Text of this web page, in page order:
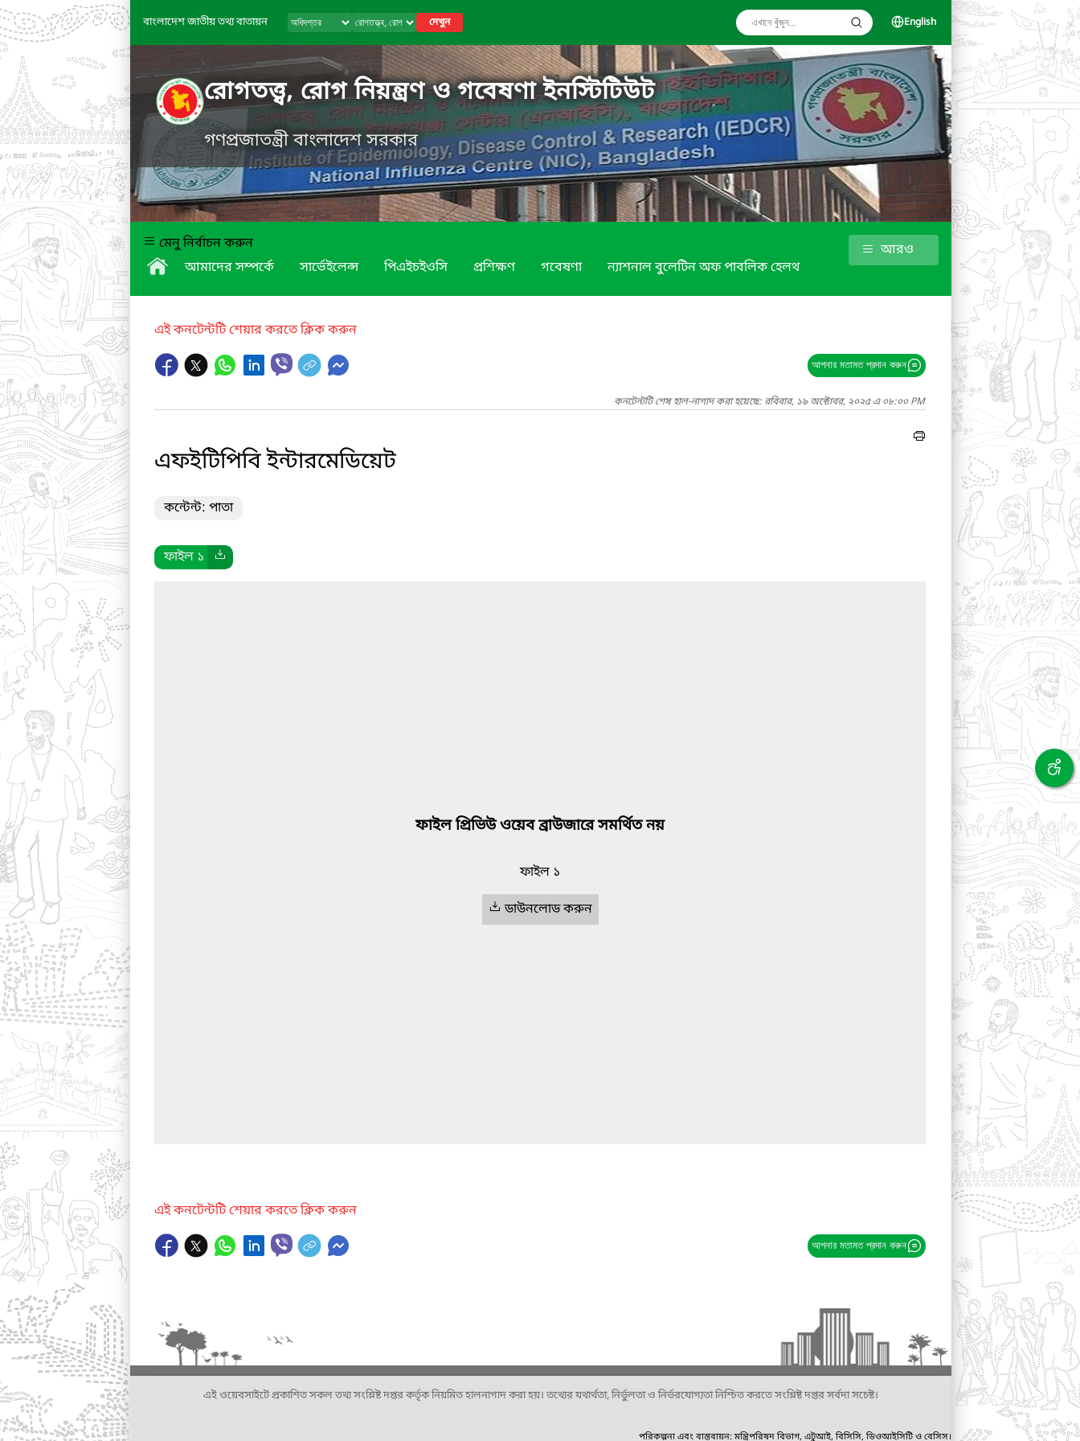
বাংলাদেশ জাতীয় তথ্য বাতায়ন দেখুন English
রোগতত্ত্ব, রোগ নিয়ন্ত্রণ ও গবেষণা ইনস্টিটিউট
গণপ্রজাতন্ত্রী বাংলাদেশ সরকার
মেনু নির্বাচন করুন
আমাদের সম্পর্কে
সার্ভেইলেন্স পিএইচইওসি প্রশিক্ষণ গবেষণা ন্যাশনাল বুলেটিন অফ পাবলিক হেলথ
আরও
এই কনটেন্টটি শেয়ার করতে ক্লিক করুন
আপনার মতামত প্রদান করুন
কনটেন্টটি শেষ হাল-নাগাদ করা হয়েছে: রবিবার, ১৯ অক্টোবর, ২০২৫ এ ০৮:০০ PM
এফইটিপিবি ইন্টারমেডিয়েট
কন্টেন্ট: পাতা
ফাইল ১
ফাইল প্রিভিউ ওয়েব ব্রাউজারে সমর্থিত নয়
ফাইল ১
ডাউনলোড করুন
এই কনটেন্টটি শেয়ার করতে ক্লিক করুন
আপনার মতামত প্রদান করুন
এই ওয়েবসাইটে প্রকাশিত সকল তথ্য সংশ্লিষ্ট দপ্তর কর্তৃক নিয়মিত হালনাগাদ করা হয়। তথ্যের যথার্থতা, নির্ভুলতা ও নির্ভরযোগ্যতা নিশ্চিত করতে সংশ্লিষ্ট দপ্তর সর্বদা সচেষ্ট।
পরিকল্পনা এবং বাস্তবায়ন: মন্ত্রিপরিষদ বিভাগ, এটুআই, বিসিসি, ডিওআইসিটি ও বেসিস।